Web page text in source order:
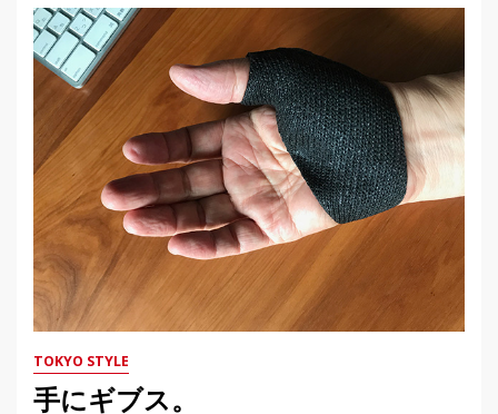
TOKYO STYLE
手にギブス。